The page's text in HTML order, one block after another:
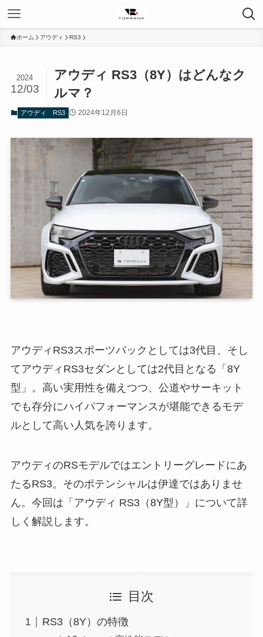
ホーム アウディ RS3
アウディ RS3（8Y）はどんなク
ルマ？
2024
12/03
アウディ RS3 2024年12月6日
アウディRS3スポーツバックとしては3代目、そし
てアウディRS3セダンとしては2代目となる「8Y
型」。高い実用性を備えつつ、公道やサーキット
でも存分にハイパフォーマンスが堪能できるモデ
ルとして高い人気を誇ります。
アウディのRSモデルではエントリーグレードにあ
たるRS3。そのポテンシャルは伊達ではありませ
ん。今回は「アウディ RS3（8Y型）」について詳
しく解説します。
目次
RS3（8Y）の特徴